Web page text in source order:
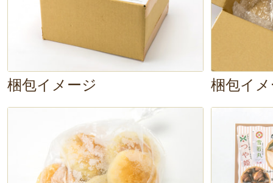
いろな食材との組み合わせを楽し
梱包イメージ 梱包イ